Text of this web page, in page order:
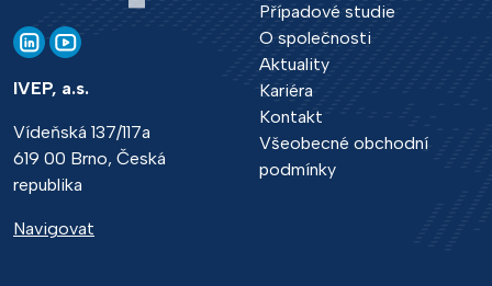
IVEP, a.s.
Vídeňská 137/117a
619 00 Brno, Česká
republika
Navigovat
Případové studie
O společnosti
Aktuality
Kariéra
Kontakt
Všeobecné obchodní
podmínky